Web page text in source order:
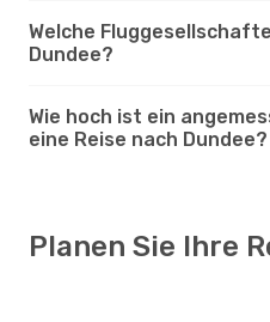
Welche
Dundee?
Wie hoch ist ein
eine Reise nach Dundee?
Planen Sie Ihre